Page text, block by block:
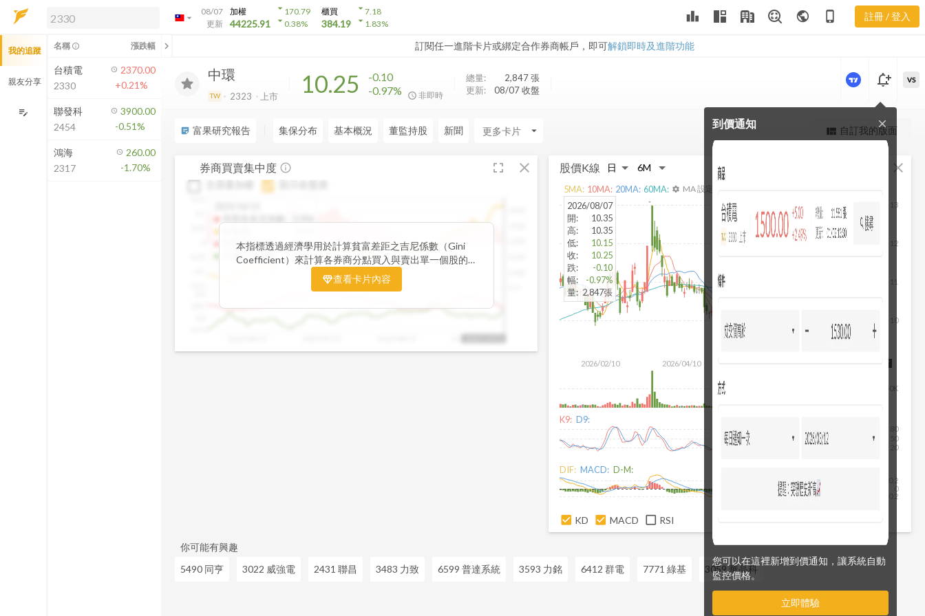
arrow_drop_down
08/07
更新
加權
44225.91
arrow_drop_down170.79
arrow_drop_down0.38%
櫃買
384.19
arrow_drop_down7.18
arrow_drop_down1.83% leaderboard public phone_iphone 註冊 / 登入
訂閱任一進階卡片或綁定合作券商帳戶，即可解鎖即時及進階功能
解鎖即時行情及進階功能
方案」，即可解鎖以下功能：
即時行情
即時市況與排行
成交金額熱力圖
前往方案訂閱
如何綁定合作券商
2323 券商買賣集中
中環
TW 2323 上市 10.25
-0.10
-0.97%
非即時
總量: 2,847張
更新:
08/07 收盤
更強大的進階價量圖表
notification_add
到價通知
您可以在這裡新增到價通知，讓系統自動
監控價格。
立即體驗
close
VS
sticky_note_2 富果研究報告 集保分布 基本概況 董監持股 新聞 arrow_drop_down view_quilt 自訂我的版面
券商買賣集中度 fullscreen close
info_outline
買量基尼係數:
0.838
賣量基尼係數
0.832
本指標透過經濟學用於計算貧富差距之吉尼係數（Gini
Coefficient）來計算各券商分點買入與賣出單一個股的
集中程度。可做為籌碼面分析的一個重要參考。
查看卡片內容
股價K線 close
2026/02/10 2026/04/10
10
12
13
2026/08/07
50K
2026/08/07
開:
10.35
高:
10.35
低:
10.15
收:
10.25
跌:
-0.10
幅:
-0.97%
量: 2,847張
5MA: 10MA: 20MA: 60MA: settings MA 設定
K9: D9:
20
50
80
DIF: MACD: D-M:
-0.2
0
0.2
KD MACD RSI
你可能有興趣
5490 同亨
3022 威強電 2431 聯昌 3483 力致 6599 普達系統 3593 力銘 6412 群電 7771 綠基 3059 華晶科
我的追蹤
親友分享
edit_note
名稱 info_outline 漲跌幅 chevron_left
台積電
2330
2370.00
+0.21%
聯發科
2454
3900.00
-0.51%
鴻海
2317
260.00
-1.70%